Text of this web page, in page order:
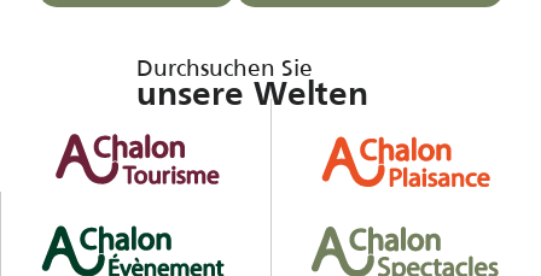
Durchsuchen Sie
unsere Welten